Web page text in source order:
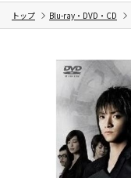
トップ Blu-ray・DVD・CD